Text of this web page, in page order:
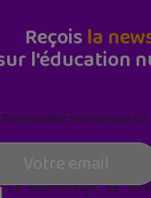
Reçois la
l'éducation
Parentalité numérique
En soumettant ce